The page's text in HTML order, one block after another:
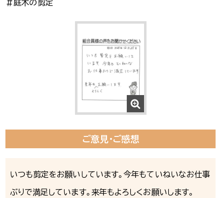
＃庭木の剪定
ご意見・ご感想
いつも剪定をお願いしています。今年もていねいなお仕事
ぶりで満足しています。来年もよろしくお願いします。